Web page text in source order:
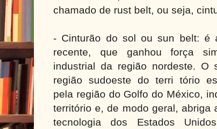
chamado de rust belt, ou seja,
- Cinturão do sol ou sun belt: é
recente, que ganhou força
industrial da região nordeste. O
região sudoeste do terri tório
pela região do Golfo do México,
território e, de modo geral, abriga
tecnologia dos Estados